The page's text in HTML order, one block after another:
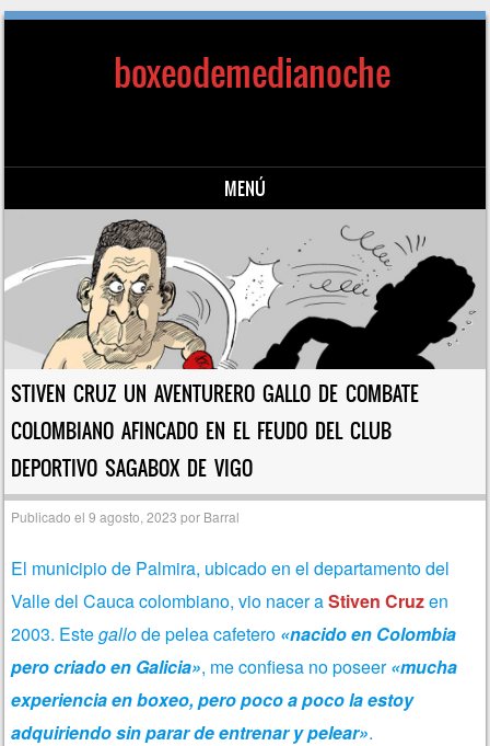
boxeodemedianoche
MENÚ
Saltar al contenido
STIVEN CRUZ UN AVENTURERO GALLO DE COMBATE
COLOMBIANO AFINCADO EN EL FEUDO DEL CLUB
DEPORTIVO SAGABOX DE VIGO
Publicado el9 agosto, 2023 por Barral
El municipio de Palmira, ubicado en el departamento del
Valle del Cauca colombiano, vio nacer aStiven Cruzen
2003. Estegallode pelea cafetero «nacido en Colombia
pero criado en Galicia», me confiesa no poseer«mucha
experiencia en boxeo, pero poco a poco la estoy
adquiriendo sin parar de entrenar y pelear».